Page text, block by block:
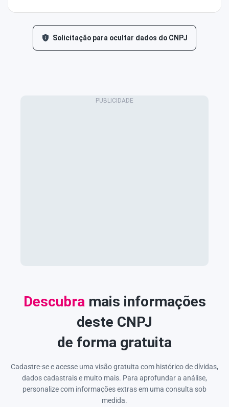
Solicitação para ocultar dados do CNPJ
Descubra mais informações
deste CNPJ
de forma gratuita
Cadastre-se e acesse uma visão gratuita com histórico de dívidas,
dados cadastrais e muito mais. Para aprofundar a análise,
personalize com informações extras em uma consulta sob
medida.